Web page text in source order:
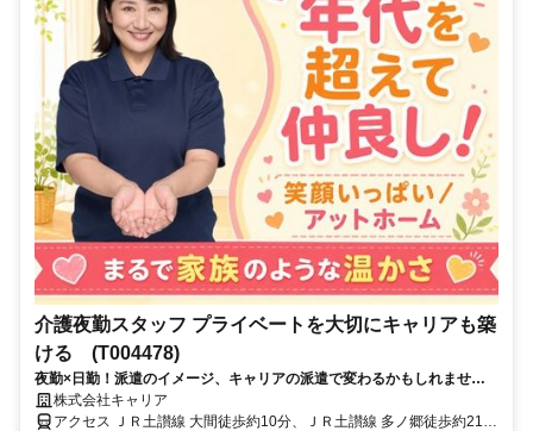
介護夜勤スタッフ プライベートを大切にキャリアも築
ける (T004478)
夜勤×日勤！派遣のイメージ、キャリアの派遣で変わるかもしれません
≪高知県須崎市周辺≫
株式会社キャリア
アクセス ＪＲ土讃線 大間徒歩約10分、ＪＲ土讃線 多ノ郷徒歩約21